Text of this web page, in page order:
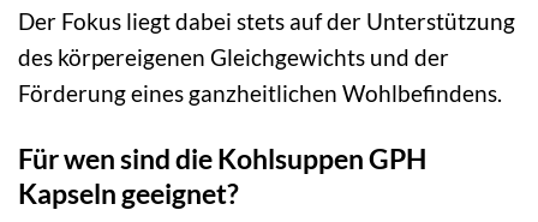
Der Fokus liegt dabei stets auf der Unterstützung
des körpereigenen Gleichgewichts und der
Förderung eines ganzheitlichen Wohlbefindens.
Für wen sind die Kohlsuppen GPH
Kapseln geeignet?